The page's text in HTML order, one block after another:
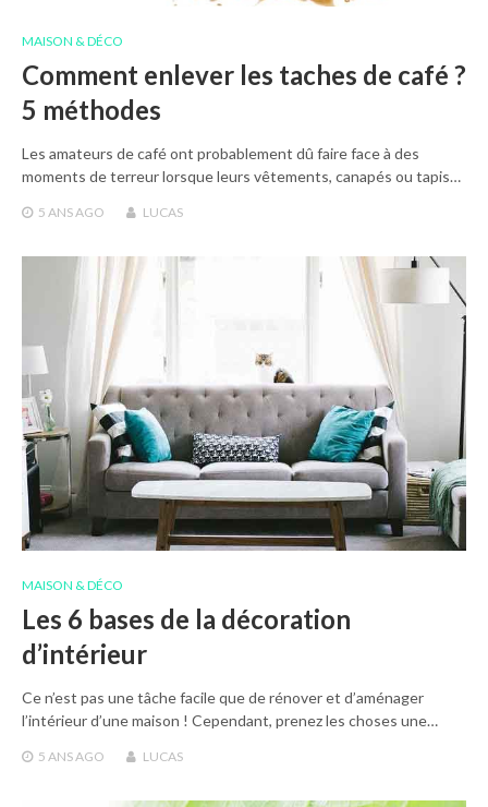
MAISON & DÉCO
Comment enlever les taches de café ?
5 méthodes
Les amateurs de café ont probablement dû faire face à des
moments de terreur lorsque leurs vêtements, canapés ou tapis…
5 ANS AGO LUCAS
MAISON & DÉCO
Les 6 bases de la décoration
d’intérieur
Ce n’est pas une tâche facile que de rénover et d’aménager
l’intérieur d’une maison ! Cependant, prenez les choses une…
5 ANS AGO LUCAS